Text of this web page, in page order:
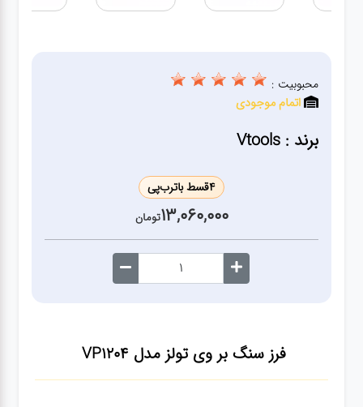
ژنراتور
ابزار
بادی
فرز سنگ بر وی تولز مدل VP1204
محبوبیت :
اتمام موجودی
برند : Vtools
4قسط باترب‌پی
13,060,000تومان